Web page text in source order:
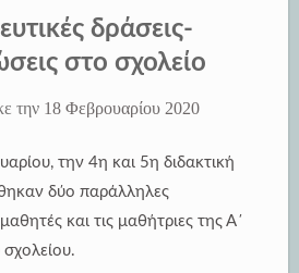
δράσεις-
στο σχολείο
την 18 Φεβρουαρίου 2020
την 4η και 5η διδακτική
δύο παράλληλες
και τις μαθήτριες της Α΄